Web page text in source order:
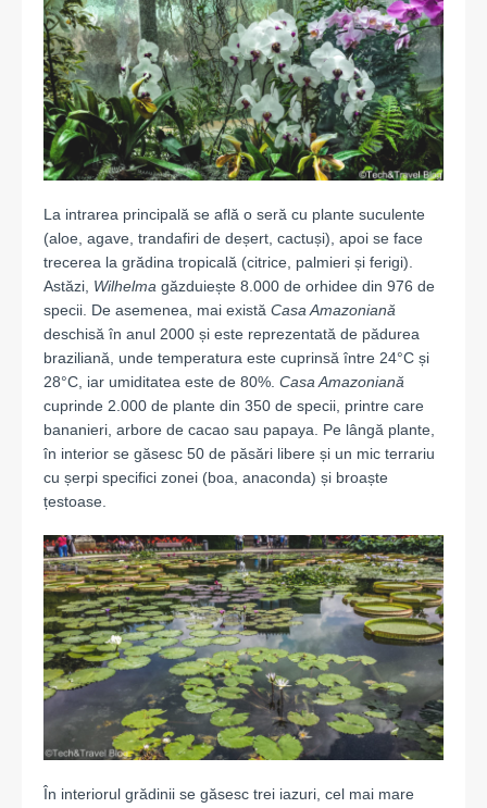
La intrarea principală se află o seră cu plante suculente
(aloe, agave, trandafiri de deșert, cactuși), apoi se face
trecerea la grădina tropicală (citrice, palmieri și ferigi).
Astăzi, Wilhelma găzduiește 8.000 de orhidee din 976 de
specii. De asemenea, mai există Casa Amazoniană
deschisă în anul 2000 și este reprezentată de pădurea
braziliană, unde temperatura este cuprinsă între 24°C și
28°C, iar umiditatea este de 80%. Casa Amazoniană
cuprinde 2.000 de plante din 350 de specii, printre care
bananieri, arbore de cacao sau papaya. Pe lângă plante,
în interior se găsesc 50 de păsări libere și un mic terrariu
cu șerpi specifici zonei (boa, anaconda) și broaște
țestoase.
În interiorul grădinii se găsesc trei iazuri, cel mai mare